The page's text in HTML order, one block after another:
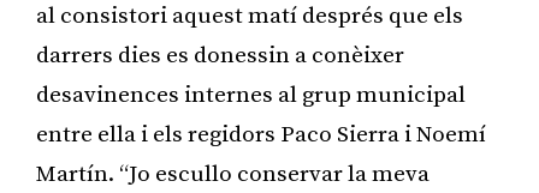
al consistori aquest matí després que els
darrers dies es donessin a conèixer
desavinences internes al grup municipal
entre ella i els regidors Paco Sierra i Noemí
Martín. “Jo escullo conservar la meva